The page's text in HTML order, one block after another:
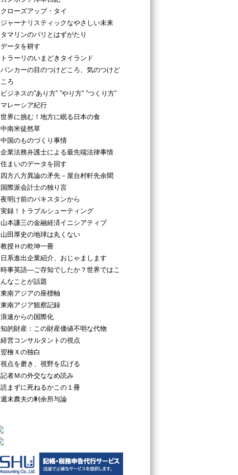
クローズアップ・タイ
ジャーナリスティックなやさしい未来
タマリンのパリとはずがたり
データを耕す
トラーリのいまどきタイランド
バンカーの目のつけどころ、気のつけど
ころ
ビジネスの”あり方” ”やり方” ”つくり方”
マレーシア紀行
世界に挑む！地方に眠る日本の食
中南米徒然草
中国のものづくり事情
企業法務弁護士による最先端法律事情
住まいのデータを回す
四方八方異論の矛先－屋台村軒先余聞
国際派会計士の独り言
夜明け前のパキスタンから
実録！トラブルシューティング
山本謙三の金融経済イニシアティブ
山田厚史の地球は丸くない
教授Ｈの乾坤一冊
日系進出企業紹介、おじゃまします
時事英語―ご存知でしたか？世界ではこ
んなことが話題
東南アジアの座標軸
東南アジア観察記録
浪速からの国際化
知的財産：この財産価値不明な代物
経営コンサルタントの視点
翌檜Ｘの独白
視点を磨き、視野を広げる
記者Ｍの外交ななめ読み
読まずに死ねるかこの１冊
週末農夫の剰余所与論